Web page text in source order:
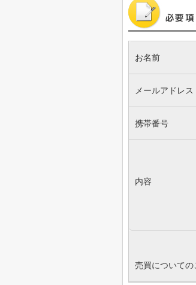
お名前
メールアドレス
携帯番号
内容
売買についての